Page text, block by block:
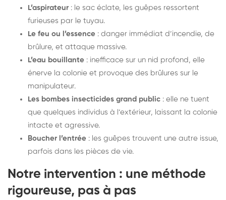
L’aspirateur : le sac éclate, les guêpes ressortent
furieuses par le tuyau.
Le feu ou l’essence : danger immédiat d’incendie, de
brûlure, et attaque massive.
L’eau bouillante : inefficace sur un nid profond, elle
énerve la colonie et provoque des brûlures sur le
manipulateur.
Les bombes insecticides grand public : elle ne tuent
que quelques individus à l’extérieur, laissant la colonie
intacte et agressive.
Boucher l’entrée : les guêpes trouvent une autre issue,
parfois dans les pièces de vie.
Notre intervention : une méthode
rigoureuse, pas à pas